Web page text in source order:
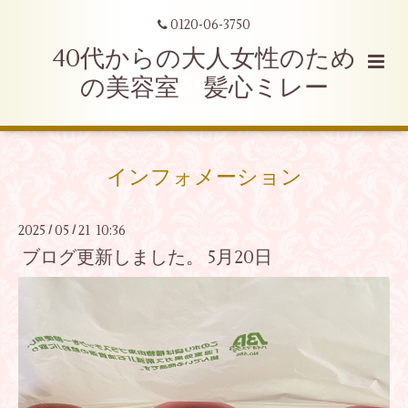
0120-06-3750
40代からの大人女性のため
の美容室 髪心ミレー
インフォメーション
2025 /05 /21 10:36
ブログ更新しました。 5月20日